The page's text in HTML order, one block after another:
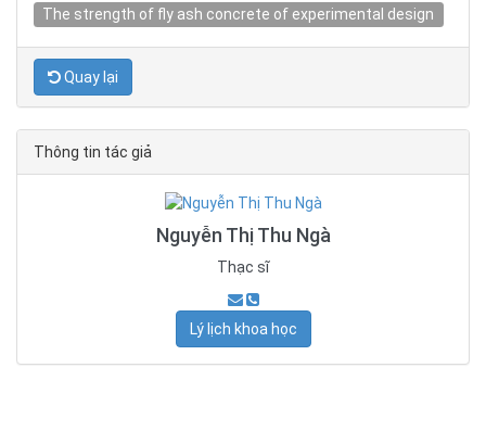
The strength of fly ash concrete of experimental design
Quay lại
Thông tin tác giả
Nguyễn Thị Thu Ngà
Thạc sĩ
Lý lịch khoa học